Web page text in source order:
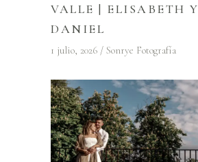
VALLE | ELISABETH Y
DANIEL
1 julio, 2026 Sonrye Fotografía